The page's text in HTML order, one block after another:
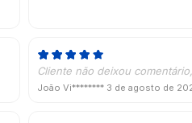
Cliente não deixou
João Vi******** 3 de agosto de